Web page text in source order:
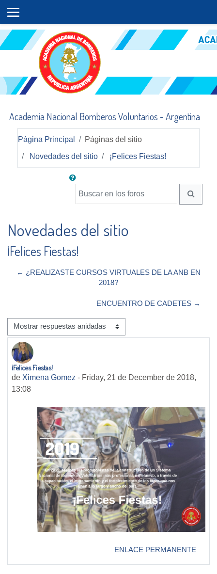
Academia Nacional Bomberos Voluntarios - Argentina
Página Principal Páginas del sitio
Novedades del sitio ¡Felices Fiestas!
Buscar en los foros
Novedades del sitio
¡Felices Fiestas!
← ¿REALIZASTE CURSOS VIRTUALES DE LA ANB EN
2018?
ENCUENTRO DE CADETES →
Mostrar modo
¡Felices Fiestas!
de Ximena Gomez - Friday, 21 de December de 2018,
13:08
Número de respuestas: 0
ENLACE PERMANENTE